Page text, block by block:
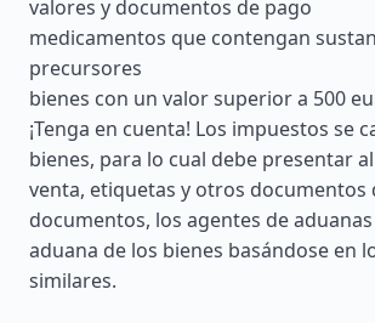
valores y documentos de pago
medicamentos que contengan
precursores
bienes con un valor superior a 500
¡Tenga en cuenta! Los impuestos se
bienes, para lo cual debe presentar
venta, etiquetas y otros documentos
documentos, los agentes de
aduana de los bienes basándose en
similares.